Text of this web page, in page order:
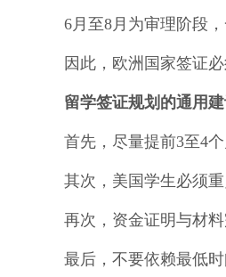
6月至8月为审理阶段
因此，欧洲国家签证
留学签证规划的通用
首先，尽量提前3至4
其次，美国学生必须
再次，资金证明与材
最后，不要依赖最低